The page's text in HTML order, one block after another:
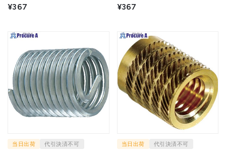
▼258-8005
¥367
▼258-8021
¥367
当日出荷 代引決済不可 当日出荷 代引決済不可